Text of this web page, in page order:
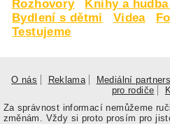
Rozhovory
Knihy a
Bydlení s dětmi
Videa
Testujeme
O nás Reklama Mediální
pro rodiče
Za správnost informací nemůžeme
změnám. Vždy si proto prosím pro